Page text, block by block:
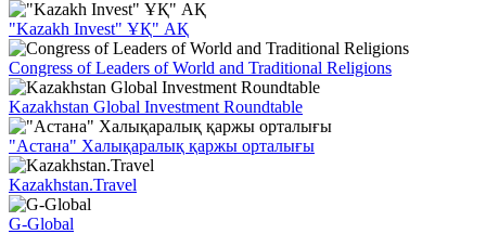
"Kazakh Invest" ҰҚ" АҚ
Congress of Leaders of World and Traditional Religions
Kazakhstan Global Investment Roundtable
"Астана" Халықаралық қаржы орталығы
Kazakhstan.Travel
G-Global